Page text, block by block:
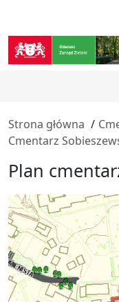
Strona główna /
Cmentarz
Plan